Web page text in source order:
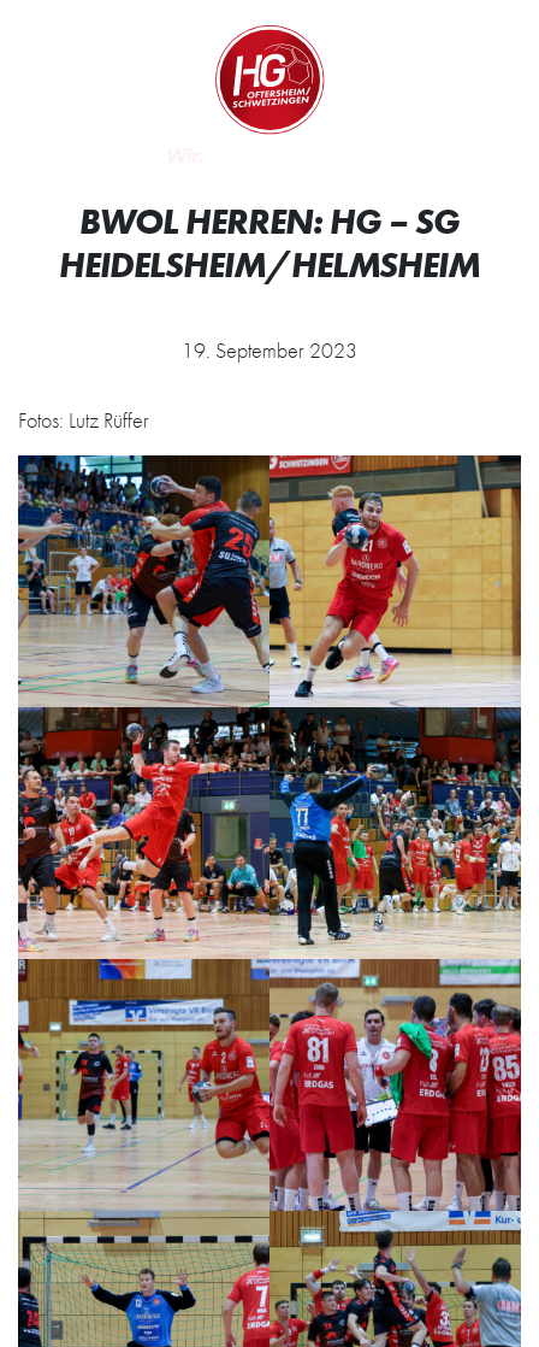
Zur Startseite
BWOL HERREN: HG – SG
HEIDELSHEIM/HELMSHEIM
19. September 2023
Fotos: Lutz Rüffer